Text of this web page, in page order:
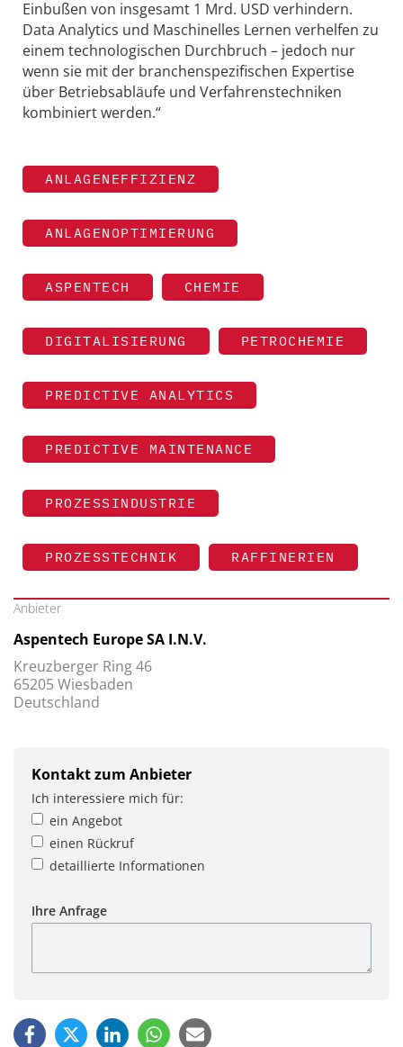
Einbußen von insgesamt 1 Mrd. USD verhindern.
Data Analytics und Maschinelles Lernen verhelfen zu
einem technologischen Durchbruch – jedoch nur
wenn sie mit der branchenspezifischen Expertise
über Betriebsabläufe und Verfahrenstechniken
kombiniert werden.“
ANLAGENEFFIZIENZ
ANLAGENOPTIMIERUNG
ASPENTECH CHEMIE
DIGITALISIERUNG PETROCHEMIE
PREDICTIVE ANALYTICS
PREDICTIVE MAINTENANCE
PROZESSINDUSTRIE
PROZESSTECHNIK RAFFINERIEN
Anbieter
Aspentech Europe SA I.N.V.
Kreuzberger Ring 46
65205 Wiesbaden
Deutschland
Kontakt zum Anbieter
Ich interessiere mich für:
ein Angebot
einen Rückruf
detaillierte Informationen
Ihre Anfrage